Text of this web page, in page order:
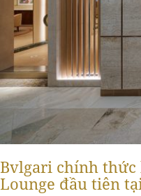
Bvlgari chính thức
Lounge đầu tiên